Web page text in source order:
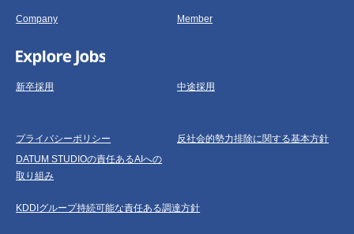
Company Member
新卒採用 中途採用
プライバシーポリシー
反社会的勢力排除に関する基本方針
DATUM STUDIOの責任あるAIへの
取り組み
KDDIグループ持続可能な責任ある調達方針